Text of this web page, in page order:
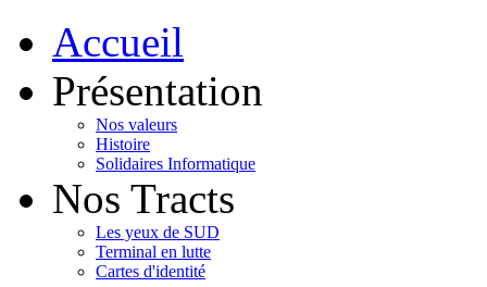
Accueil
Présentation
Nos valeurs
Histoire
Solidaires Informatique
Nos Tracts
Les yeux de SUD
Terminal en lutte
Cartes d'identité